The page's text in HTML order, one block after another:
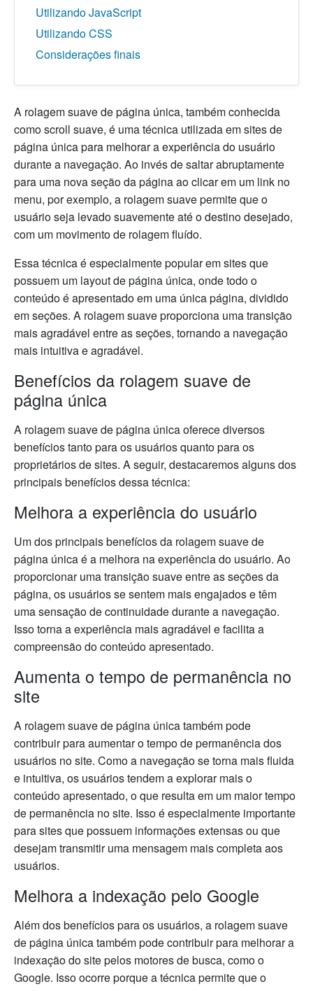
Utilizando JavaScript
Utilizando CSS
Considerações finais
A rolagem suave de página única, também conhecida
como scroll suave, é uma técnica utilizada em sites de
página única para melhorar a experiência do usuário
durante a navegação. Ao invés de saltar abruptamente
para uma nova seção da página ao clicar em um link no
menu, por exemplo, a rolagem suave permite que o
usuário seja levado suavemente até o destino desejado,
com um movimento de rolagem fluído.
Essa técnica é especialmente popular em sites que
possuem um layout de página única, onde todo o
conteúdo é apresentado em uma única página, dividido
em seções. A rolagem suave proporciona uma transição
mais agradável entre as seções, tornando a navegação
mais intuitiva e agradável.
Benefícios da rolagem suave de
página única
A rolagem suave de página única oferece diversos
benefícios tanto para os usuários quanto para os
proprietários de sites. A seguir, destacaremos alguns dos
principais benefícios dessa técnica:
Melhora a experiência do usuário
Um dos principais benefícios da rolagem suave de
página única é a melhora na experiência do usuário. Ao
proporcionar uma transição suave entre as seções da
página, os usuários se sentem mais engajados e têm
uma sensação de continuidade durante a navegação.
Isso torna a experiência mais agradável e facilita a
compreensão do conteúdo apresentado.
Aumenta o tempo de permanência no
site
A rolagem suave de página única também pode
contribuir para aumentar o tempo de permanência dos
usuários no site. Como a navegação se torna mais fluida
e intuitiva, os usuários tendem a explorar mais o
conteúdo apresentado, o que resulta em um maior tempo
de permanência no site. Isso é especialmente importante
para sites que possuem informações extensas ou que
desejam transmitir uma mensagem mais completa aos
usuários.
Melhora a indexação pelo Google
Além dos benefícios para os usuários, a rolagem suave
de página única também pode contribuir para melhorar a
indexação do site pelos motores de busca, como o
Google. Isso ocorre porque a técnica permite que o